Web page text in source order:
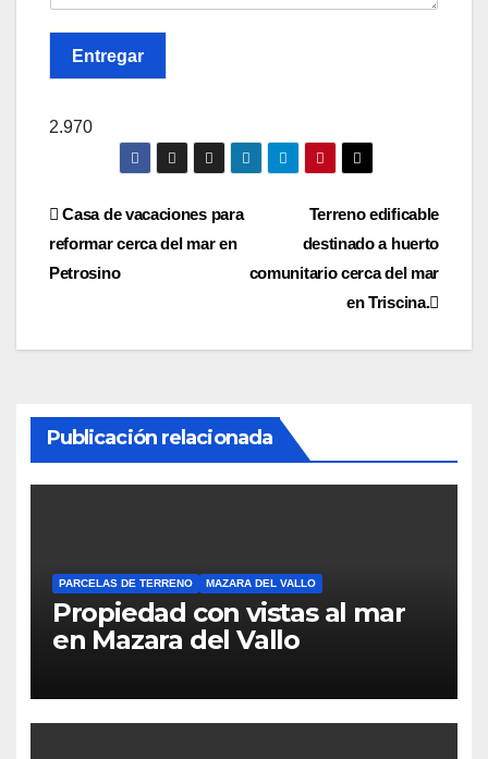
Entregar
2.970
Navegación
de
Terreno edificable
destinado a huerto
comunitario cerca del mar
en Triscina.
Casa de vacaciones para
reformar cerca del mar en
Petrosino
Publicación relacionada
PARCELAS DE TERRENO MAZARA DEL VALLO
Propiedad con vistas al mar
en Mazara del Vallo